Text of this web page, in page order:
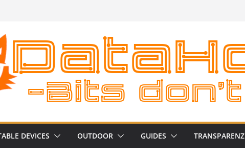
DEVICES OUTDOOR GUIDES TRANSPARENZ